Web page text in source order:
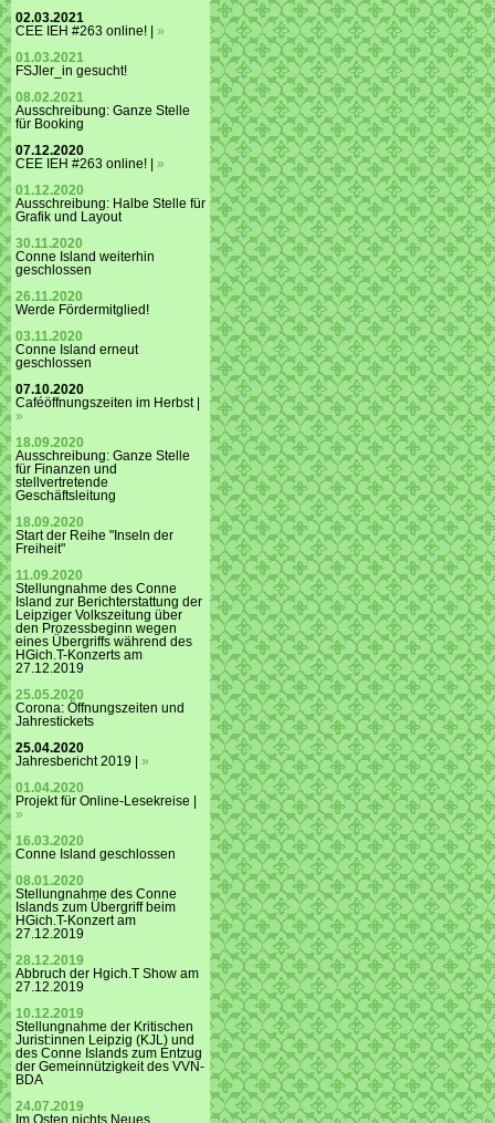
02.03.2021
CEE IEH #263 online! | »
01.03.2021
FSJler_in gesucht!
08.02.2021
Ausschreibung: Ganze Stelle
für Booking
07.12.2020
CEE IEH #263 online! | »
01.12.2020
Ausschreibung: Halbe Stelle für
Grafik und Layout
30.11.2020
Conne Island weiterhin
geschlossen
26.11.2020
Werde Fördermitglied!
03.11.2020
Conne Island erneut
geschlossen
07.10.2020
Caféöffnungszeiten im Herbst |
»
18.09.2020
Ausschreibung: Ganze Stelle
für Finanzen und
stellvertretende
Geschäftsleitung
18.09.2020
Start der Reihe "Inseln der
Freiheit"
11.09.2020
Stellungnahme des Conne
Island zur Berichterstattung der
Leipziger Volkszeitung über
den Prozessbeginn wegen
eines Übergriffs während des
HGich.T-Konzerts am
27.12.2019
25.05.2020
Corona: Öffnungszeiten und
Jahrestickets
25.04.2020
Jahresbericht 2019 | »
01.04.2020
Projekt für Online-Lesekreise |
»
16.03.2020
Conne Island geschlossen
08.01.2020
Stellungnahme des Conne
Islands zum Übergriff beim
HGich.T-Konzert am
27.12.2019
28.12.2019
Abbruch der Hgich.T Show am
27.12.2019
10.12.2019
Stellungnahme der Kritischen
Jurist:innen Leipzig (KJL) und
des Conne Islands zum Entzug
der Gemeinnützigkeit des VVN-
BDA
24.07.2019
Im Osten nichts Neues.